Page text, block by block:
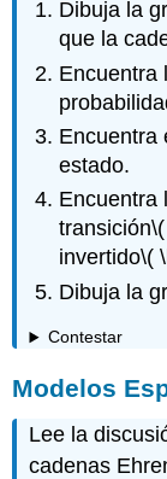
Dibuja la
que la
Encuentra
Encuentra
estado.
Encuentra
transición
invertido\(
Dibuja la
Contestar
Modelos
Lee la
cadenas